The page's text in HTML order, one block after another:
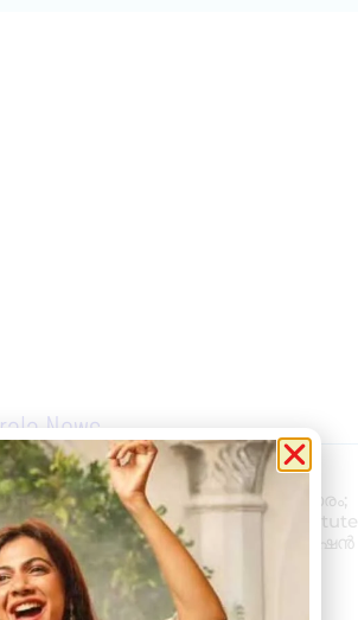
News
പ്രൊഫഷണൽ
അക്കൗണ്ടന്റാകാൻ അവസരം;
കിലിമാനൂരിൽ Elixer Institute
Of Accounting-ൽ അഡ്മിഷൻ
ആരംഭിച്ചു
August 6, 20263:37 pm